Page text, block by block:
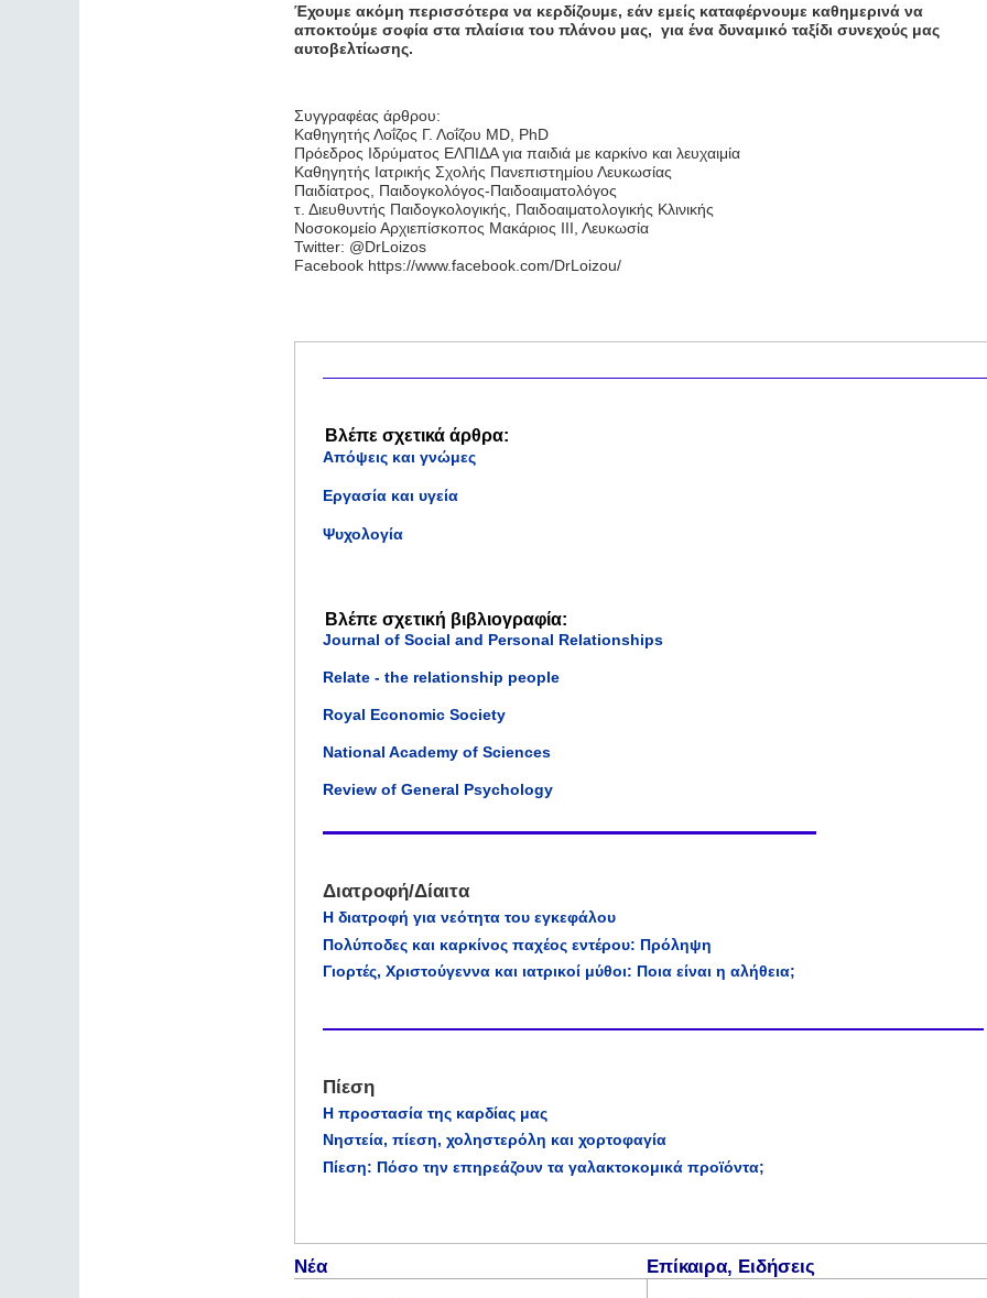
Έχουμε ακόμη περισσότερα να κερδίζουμε, εάν εμείς καταφέρνουμε καθημερινά να
αποκτούμε σοφία στα πλαίσια του πλάνου μας, για ένα δυναμικό ταξίδι συνεχούς μας
αυτοβελτίωσης.
Συγγραφέας άρθρου:
Καθηγητής Λοΐζος Γ. Λοΐζου MD, PhD
Πρόεδρος Ιδρύματος ΕΛΠΙΔΑ για παιδιά με καρκίνο και λευχαιμία
Καθηγητής Ιατρικής Σχολής Πανεπιστημίου Λευκωσίας
Παιδίατρος, Παιδογκολόγος-Παιδοαιματολόγος
τ. Διευθυντής Παιδογκολογικής, Παιδοαιματολογικής Κλινικής
Νοσοκομείο Αρχιεπίσκοπος Μακάριος ΙΙΙ, Λευκωσία
Twitter: @DrLoizos
Facebook https://www.facebook.com/DrLoizou/
Βλέπε σχετικά άρθρα:
Απόψεις και γνώμες
Εργασία και υγεία
Ψυχολογία
Βλέπε σχετική βιβλιογραφία:
Journal of Social and Personal Relationships
Relate - the relationship people
Royal Economic Society
National Academy of Sciences
Review of General Psychology
Διατροφή/Δίαιτα
Η διατροφή για νεότητα του εγκεφάλου
Πολύποδες και καρκίνος παχέος εντέρου: Πρόληψη
Γιορτές, Χριστούγεννα και ιατρικοί μύθοι: Ποια είναι η αλήθεια;
Πίεση
Η προστασία της καρδίας μας
Νηστεία, πίεση, χοληστερόλη και χορτοφαγία
Πίεση: Πόσο την επηρεάζουν τα γαλακτοκομικά προϊόντα;
Νέα Επίκαιρα, Ειδήσεις